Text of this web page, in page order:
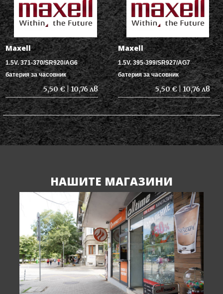
Maxell
1.5V. 371-370/SR920/AG6
батерия за часовник
5,50 € | 10,76 лв
Maxell
1.5V. 395-399/SR927/AG7
батерия за часовник
5,50 € | 10,76 лв
НАШИТЕ МАГАЗИНИ